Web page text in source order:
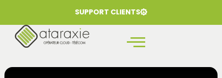
SUPPORT CLIENTS